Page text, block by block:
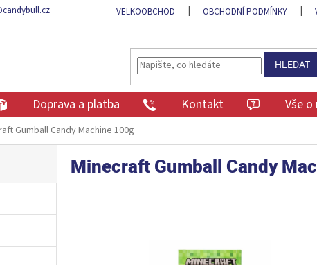
VELKOOBCHOD OBCHODNÍ PODMÍNKY
HLEDAT
Doprava a platba Kontakt Vše o
Gumball Candy Machine 100g
Minecraft Gumball Candy